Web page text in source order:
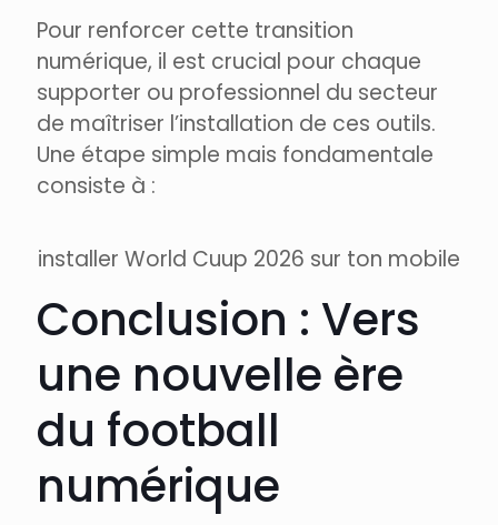
Pour renforcer cette transition
numérique, il est crucial pour chaque
supporter ou professionnel du secteur
de maîtriser l’installation de ces outils.
Une étape simple mais fondamentale
consiste à :
installer World Cuup 2026 sur ton mobile
Conclusion : Vers
une nouvelle ère
du football
numérique